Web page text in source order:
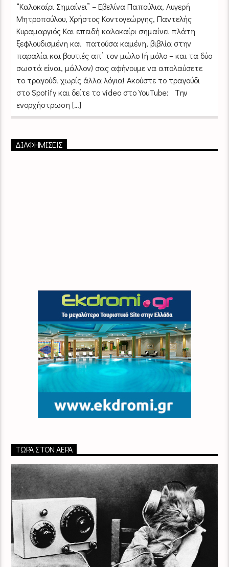
“Καλοκαίρι Σημαίνει” – Εβελίνα Παπούλια, Λυγερή
Μητροπούλου, Χρήστος Κοντογεώργης, Παντελής
Κυραμαργιός Και επειδή καλοκαίρι σημαίνει πλάτη
ξεφλουδισμένη και πατούσα καμένη, βιβλία στην
παραλία και βουτιές απ’ τον μώλο (ή μόλο – και τα δύο
σωστά είναι, μάλλον) σας αφήνουμε να απολαύσετε
το τραγούδι χωρίς άλλα λόγια! Ακούστε το τραγούδι
στο Spotify και δείτε το video στο YouTube: Την
ενορχήστρωση […]
ΔΙΑΦΗΜΙΣΕΙΣ
ΤΏΡΑ ΣΤΟΝ ΑΈΡΑ